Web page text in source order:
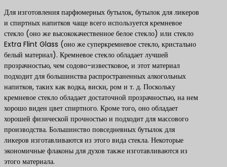
Для изготовления парфюмерных бутылок, бутылок для ликеров
и спиртных напитков чаще всего используется кремневое
стекло (оно же высококачественное белое стекло) или стекло
Extra Flint Glass (оно же суперкремневое стекло, кристально
белый материал). Кремневое стекло обладает лучшей
прозрачностью, чем содово-известковое, и этот материал
подходит для большинства распространенных алкогольных
напитков, таких как водка, виски, ром и т. д. Поскольку
кремневое стекло обладает достаточной прозрачностью, на нем
хорошо виден цвет спиртного. Кроме того, оно обладает
хорошей физической прочностью и подходит для массового
производства. Большинство повседневных бутылок для
ликеров изготавливаются из этого вида стекла. Некоторые
экономичные флаконы для духов также изготавливаются из
этого материала.